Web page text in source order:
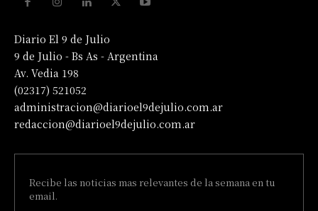
Diario El 9 de Julio
9 de Julio - Bs As - Argentina
Av. Vedia 198
(02317) 521052
administracion@diarioel9dejulio.com.ar
redaccion@diarioel9dejulio.com.ar
Recibe las noticias mas relevantes de la semana en tu
email.